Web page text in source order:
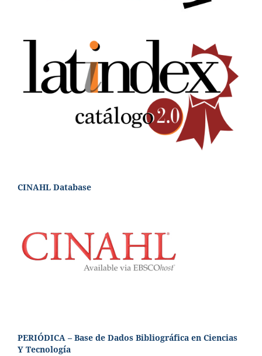
CINAHL Database
PERIÓDICA – Base de Dados Bibliográfica en Ciencias
Y Tecnología